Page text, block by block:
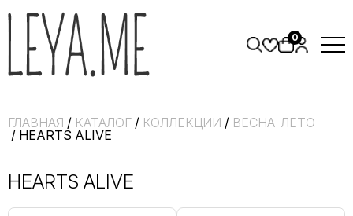
0
ГЛАВНАЯ / КАТАЛОГ / КОЛЛЕКЦИИ / ВЕСНА-ЛЕТО
/ HEARTS ALIVE
HEARTS ALIVE